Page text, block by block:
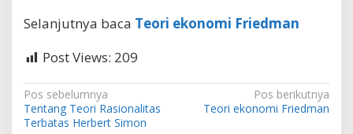
Selanjutnya baca Teori ekonomi Friedman
Post Views: 209
N
a
Pos sebelumnya
Tentang Teori Rasionalitas
Terbatas Herbert Simon
Pos berikutnya
Teori ekonomi Friedman